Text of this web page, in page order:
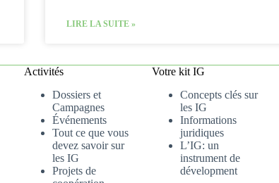
LIRE LA SUITE »
Activités
Dossiers et
Campagnes
Événements
Tout ce que vous
devez savoir sur
les IG
Projets de
Votre kit IG
Concepts clés sur
les IG
Informations
juridiques
L’IG: un
instrument de
dévelopment